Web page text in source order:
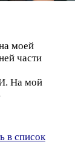
моей
части
На мой
в список